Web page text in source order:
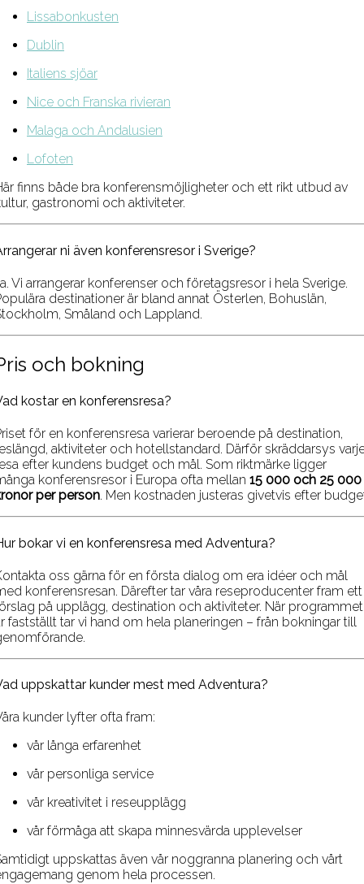
Lissabonkusten
Dublin
Italiens sjöar
Nice och Franska rivieran
Malaga och Andalusien
Lofoten
finns både bra konferensmöjligheter och ett rikt utbud av
gastronomi och aktiviteter.
ni även konferensresor i Sverige?
Vi arrangerar konferenser och företagsresor i hela Sverige.
destinationer är bland annat Österlen, Bohuslän,
Småland och Lappland.
och bokning
kostar en konferensresa?
för en konferensresa varierar beroende på destination,
aktiviteter och hotellstandard. Därför skräddarsys
efter kundens budget och mål. Som riktmärke ligger
konferensresor i Europa ofta mellan 15 000 och 25 000
per person. Men kostnaden justeras givetvis efter
bokar vi en konferensresa med Adventura?
oss gärna för en första dialog om era idéer och mål
konferensresan. Därefter tar våra reseproducenter fram ett
på upplägg, destination och aktiviteter. När programmet
fastställt tar vi hand om hela planeringen – från bokningar till
uppskattar kunder mest med Adventura?
kunder lyfter ofta fram:
vår långa erfarenhet
vår personliga service
vår kreativitet i reseupplägg
vår förmåga att skapa minnesvärda upplevelser
uppskattas även vår noggranna planering och vårt
genom hela processen.